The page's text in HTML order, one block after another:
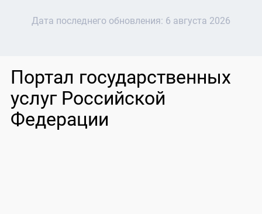
Дата последнего обновления: 6 августа 2026
Портал государственных
услуг Российской
Федерации